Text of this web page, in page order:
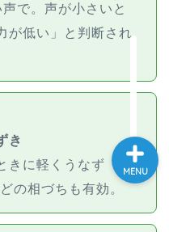
で。声が小さいと
が低い」と判断され
き
きに軽くうなず
の相づちも有効。
MENU
過去記事